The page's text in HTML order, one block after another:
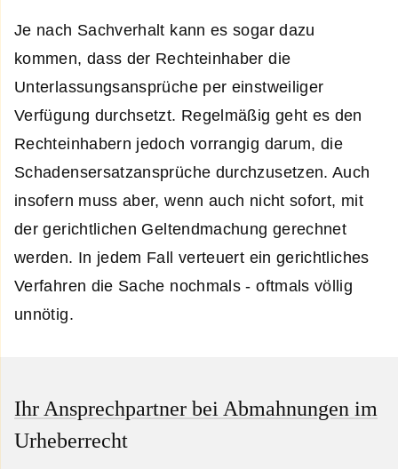
Je nach Sachverhalt kann es sogar dazu
kommen, dass der Rechteinhaber die
Unterlassungsansprüche per einstweiliger
Verfügung durchsetzt. Regelmäßig geht es den
Rechteinhabern jedoch vorrangig darum, die
Schadensersatzansprüche durchzusetzen. Auch
insofern muss aber, wenn auch nicht sofort, mit
der gerichtlichen Geltendmachung gerechnet
werden. In jedem Fall verteuert ein gerichtliches
Verfahren die Sache nochmals - oftmals völlig
unnötig.
Ihr Ansprechpartner bei Abmahnungen im
Urheberrecht